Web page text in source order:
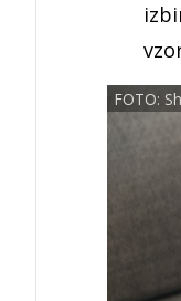
FOTO: